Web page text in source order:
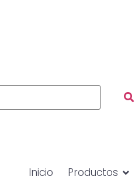
Inicio Productos